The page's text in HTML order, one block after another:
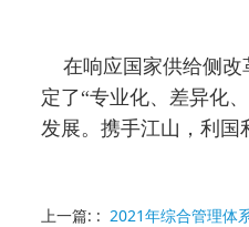
在响应国家供给侧改
定了“专业化、差异化
发展。携手江山，利国
上一篇: : 2021年综合管理体